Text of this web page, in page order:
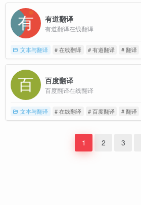
有道翻译
有道翻译在线翻译
文本与翻译 # 在线翻译 # 有道翻译 # 翻译
百度翻译
百度翻译在线翻译
文本与翻译 # 在线翻译 # 百度翻译 # 翻译
1 2 3